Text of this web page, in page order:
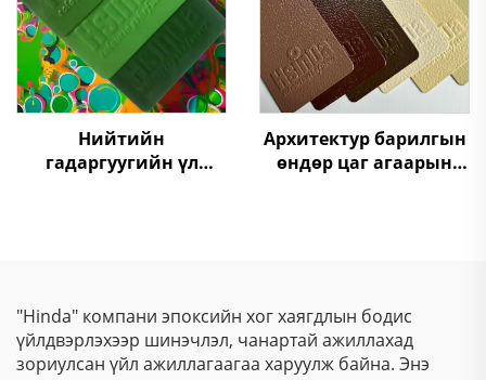
Нийтийн
гадаргуугийн үл
Архитектур барилгын
өндөр цаг агаарын
"Hinda" компани эпоксийн хог хаягдлын бодис
үйлдвэрлэхээр шинэчлэл, чанартай ажиллахад
зориулсан үйл ажиллагаагаа харуулж байна. Энэ